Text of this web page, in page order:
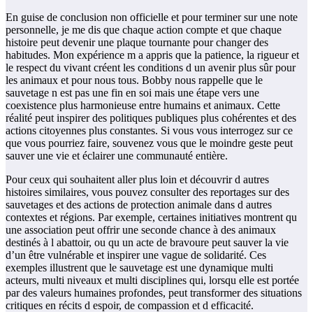
En guise de conclusion non officielle et pour terminer sur une note
personnelle, je me dis que chaque action compte et que chaque
histoire peut devenir une plaque tournante pour changer des
habitudes. Mon expérience m a appris que la patience, la rigueur et
le respect du vivant créent les conditions d un avenir plus sûr pour
les animaux et pour nous tous. Bobby nous rappelle que le
sauvetage n est pas une fin en soi mais une étape vers une
coexistence plus harmonieuse entre humains et animaux. Cette
réalité peut inspirer des politiques publiques plus cohérentes et des
actions citoyennes plus constantes. Si vous vous interrogez sur ce
que vous pourriez faire, souvenez vous que le moindre geste peut
sauver une vie et éclairer une communauté entière.
Pour ceux qui souhaitent aller plus loin et découvrir d autres
histoires similaires, vous pouvez consulter des reportages sur des
sauvetages et des actions de protection animale dans d autres
contextes et régions. Par exemple, certaines initiatives montrent qu
une association peut offrir une seconde chance à des animaux
destinés à l abattoir, ou qu un acte de bravoure peut sauver la vie
d’un être vulnérable et inspirer une vague de solidarité. Ces
exemples illustrent que le sauvetage est une dynamique multi
acteurs, multi niveaux et multi disciplines qui, lorsqu elle est portée
par des valeurs humaines profondes, peut transformer des situations
critiques en récits d espoir, de compassion et d efficacité.